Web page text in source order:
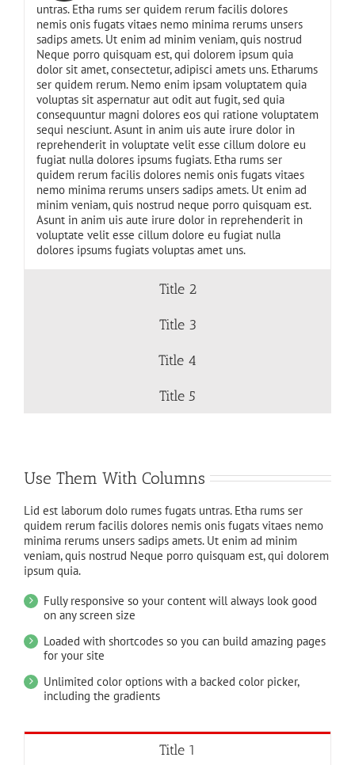
untras. Etha rums ser quidem rerum facilis dolores
nemis onis fugats vitaes nemo minima rerums unsers
sadips amets. Ut enim ad minim veniam, quis nostrud
Neque porro quisquam est, qui dolorem ipsum quia
dolor sit amet, consectetur, adipisci amets uns. Etharums
ser quidem rerum. Nemo enim ipsam voluptatem quia
voluptas sit aspernatur aut odit aut fugit, sed quia
consequuntur magni dolores eos qui ratione voluptatem
sequi nesciunt. Asunt in anim uis aute irure dolor in
reprehenderit in voluptate velit esse cillum dolore eu
fugiat nulla dolores ipsums fugiats. Etha rums ser
quidem rerum facilis dolores nemis onis fugats vitaes
nemo minima rerums unsers sadips amets. Ut enim ad
minim veniam, quis nostrud neque porro quisquam est.
Asunt in anim uis aute irure dolor in reprehenderit in
voluptate velit esse cillum dolore eu fugiat nulla
dolores ipsums fugiats voluptas amet uns.
Title 2
Title 3
Title 4
Title 5
Use Them With Columns
Lid est laborum dolo rumes fugats untras. Etha rums ser
quidem rerum facilis dolores nemis onis fugats vitaes nemo
minima rerums unsers sadips amets. Ut enim ad minim
veniam, quis nostrud Neque porro quisquam est, qui dolorem
ipsum quia.
Fully responsive so your content will always look good
on any screen size
Loaded with shortcodes so you can build amazing pages
for your site
Unlimited color options with a backed color picker,
including the gradients
Title 1